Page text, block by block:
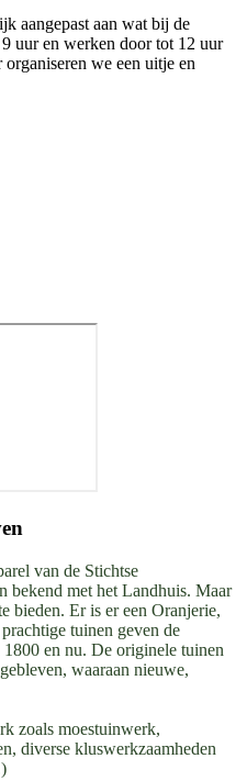
aangepast aan wat bij de
uur en werken door tot 12 uur
we een uitje en
van de Stichtse
bekend met het Landhuis. Maar
bieden. Er is er een Oranjerie,
tuinen geven de
en nu. De originele tuinen
waaraan nieuwe,
zoals moestuinwerk,
diverse kluswerkzaamheden